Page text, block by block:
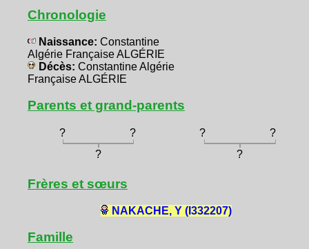
Chronologie
Naissance: Constantine
Algérie Française ALGÉRIE
Décès: Constantine Algérie
Française ALGÉRIE
Parents et grand-parents
? ? ?
?
?
?
Frères et sœurs
NAKACHE, Y (I332207)
Famille